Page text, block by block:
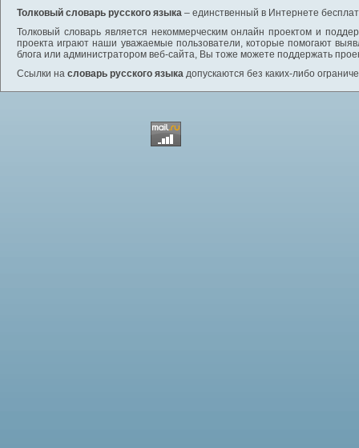
Толковый словарь русского языка – единственный в Интернете
Толковый словарь является некоммерческим онлайн проектом и
проекта играют наши уважаемые пользователи, которые помогают
блога или администратором веб-сайта, Вы тоже можете поддержать
Ссылки на словарь русского языка допускаются без каких-либо